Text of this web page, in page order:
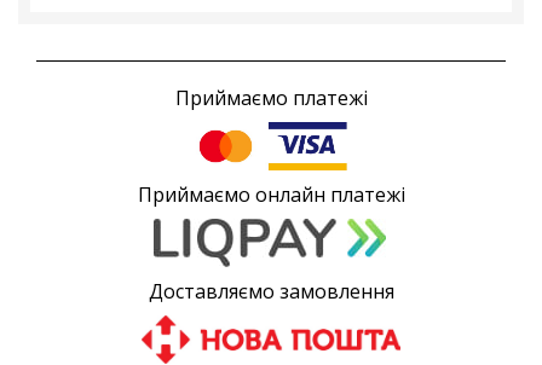
Приймаємо платежі
Приймаємо онлайн платежі
Доставляємо замовлення